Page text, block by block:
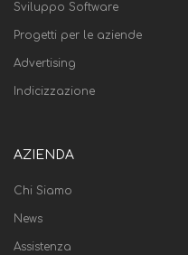
Sviluppo Software
Progetti per le aziende
Advertising
Indicizzazione
AZIENDA
Chi Siamo
News
Assistenza